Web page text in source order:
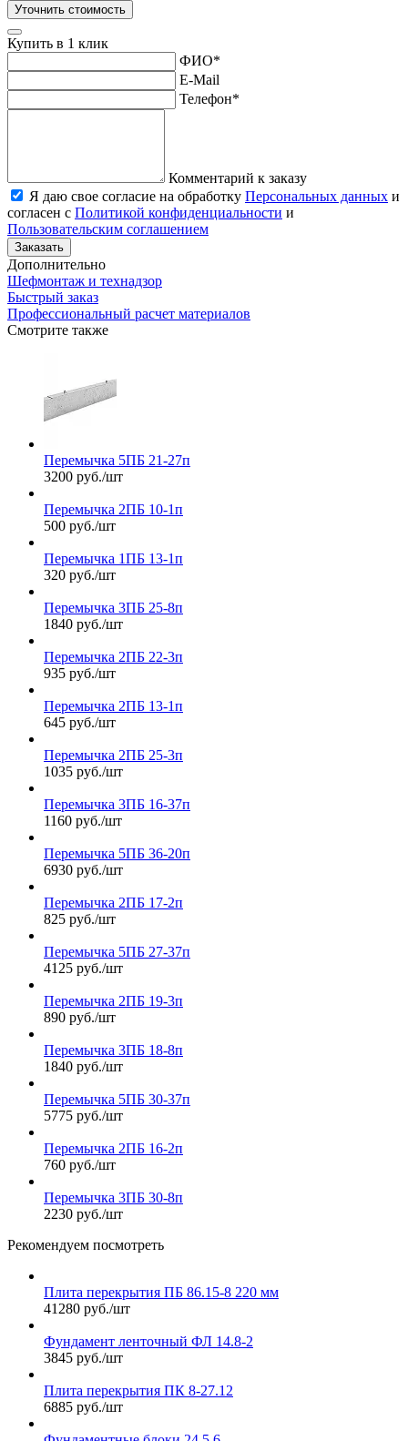
Уточнить стоимость
Купить в 1 клик
ФИО*
E-Mail
Телефон*
Комментарий к заказу
Я даю свое согласие на обработку Персональных данных и
согласен с Политикой конфиденциальности и
Пользовательским соглашением
Заказать
Дополнительно
Шефмонтаж и технадзор
Быстрый заказ
Профессиональный расчет материалов
Смотрите также
Перемычка 5ПБ 21-27п
3200 руб./шт
Перемычка 2ПБ 10-1п
500 руб./шт
Перемычка 1ПБ 13-1п
320 руб./шт
Перемычка 3ПБ 25-8п
1840 руб./шт
Перемычка 2ПБ 22-3п
935 руб./шт
Перемычка 2ПБ 13-1п
645 руб./шт
Перемычка 2ПБ 25-3п
1035 руб./шт
Перемычка 3ПБ 16-37п
1160 руб./шт
Перемычка 5ПБ 36-20п
6930 руб./шт
Перемычка 2ПБ 17-2п
825 руб./шт
Перемычка 5ПБ 27-37п
4125 руб./шт
Перемычка 2ПБ 19-3п
890 руб./шт
Перемычка 3ПБ 18-8п
1840 руб./шт
Перемычка 5ПБ 30-37п
5775 руб./шт
Перемычка 2ПБ 16-2п
760 руб./шт
Перемычка 3ПБ 30-8п
2230 руб./шт
Рекомендуем посмотреть
Плита перекрытия ПБ 86.15-8 220 мм
41280 руб./шт
Фундамент ленточный ФЛ 14.8-2
3845 руб./шт
Плита перекрытия ПК 8-27.12
6885 руб./шт